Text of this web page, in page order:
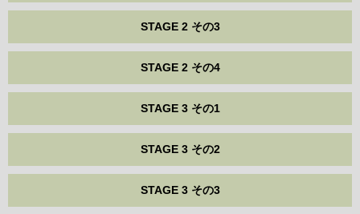
STAGE 2 その3
STAGE 2 その4
STAGE 3 その1
STAGE 3 その2
STAGE 3 その3